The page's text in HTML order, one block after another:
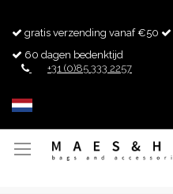
gratis verzending vanaf €50
60 dagen bedenktijd
+31 (0)85 333 2257
Toggle